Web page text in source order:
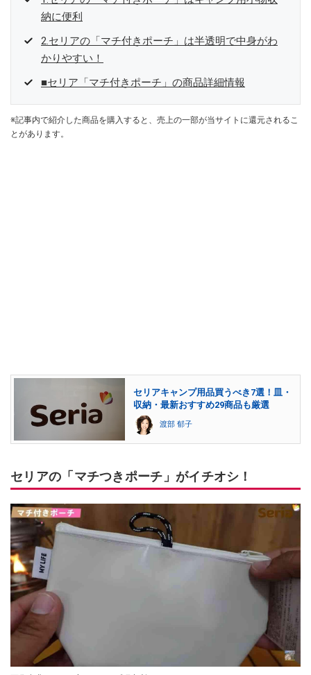
納に便利
2.セリアの「マチ付きポーチ」は半透明で中身がわ
かりやすい！
■セリア「マチ付きポーチ」の商品詳細情報
※記事内で紹介した商品を購入すると、売上の一部が当サイトに還元されるこ
とがあります。
セリアキャンプ用品買うべき7選！皿・
収納・最新おすすめ29商品も厳選
渡部 郁子
セリアの「マチつきポーチ」がイチオシ！